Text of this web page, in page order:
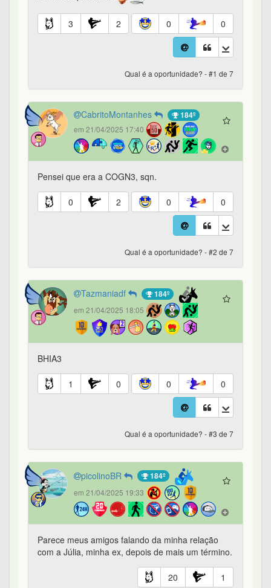
3 2 0 0
Qual é a oportunidade? - #1 de 7
CabritoMontanhes 184º
em 21/04/2025 17:40
Pensei que era a COGN3, sqn.
0 2 0 0
Qual é a oportunidade? - #2 de 7
Tazmaniadf 184º
em 21/04/2025 18:05
BHIA3
1 0 0 0
Qual é a oportunidade? - #3 de 7
picolinoBR 184º
em 21/04/2025 19:33
Parece meus amigos falando da minha relação
com a Júlia, minha ex, depois de mais um término.
20 1